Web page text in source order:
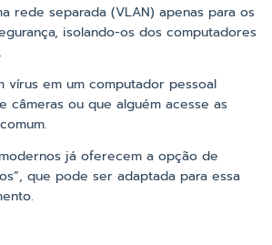
rede separada (VLAN) apenas para os
isolando-os dos computadores
vírus em um computador pessoal
câmeras ou que alguém acesse as
já oferecem a opção de
que pode ser adaptada para essa